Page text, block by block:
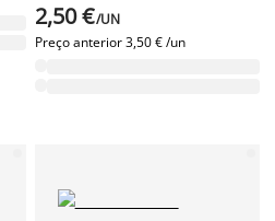
2,50 €/UN
Preço anterior3,50 € /un